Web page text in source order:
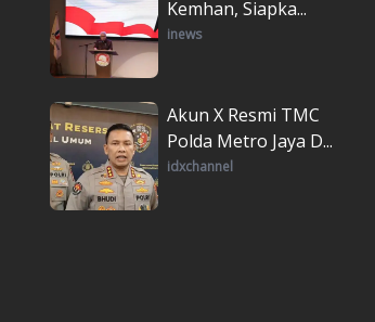
Kemhan, Siapka...
inews
Akun X Resmi TMC
Polda Metro Jaya D...
idxchannel